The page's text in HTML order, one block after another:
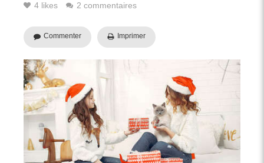
4 likes
2 commentaires
Commenter Imprimer